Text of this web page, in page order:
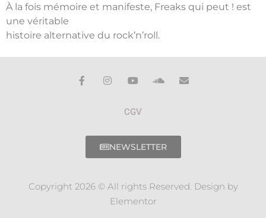
À la fois mémoire et manifeste, Freaks qui peut ! est
une véritable
histoire alternative du rock’n’roll.
CGV
NEWSLETTER
Copyright 2026 © All rights Reserved. Design by
Elementor